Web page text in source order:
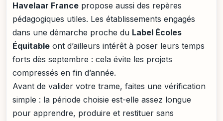
Havelaar France propose aussi des repères
pédagogiques utiles. Les établissements engagés
dans une démarche proche du Label Écoles
Équitable ont d’ailleurs intérêt à poser leurs temps
forts dès septembre : cela évite les projets
compressés en fin d’année.
Avant de valider votre trame, faites une vérification
simple : la période choisie est-elle assez longue
pour apprendre, produire et restituer sans